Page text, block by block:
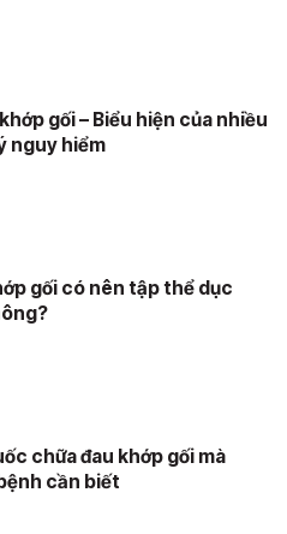
gối – Biểu hiện của nhiều
nguy hiểm
gối có nên tập thể dục
chữa đau khớp gối mà
cần biết